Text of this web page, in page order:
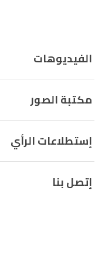
الفيديوهات
مكتبة الصور
إستطلاعات الرأي
إتصل بنا